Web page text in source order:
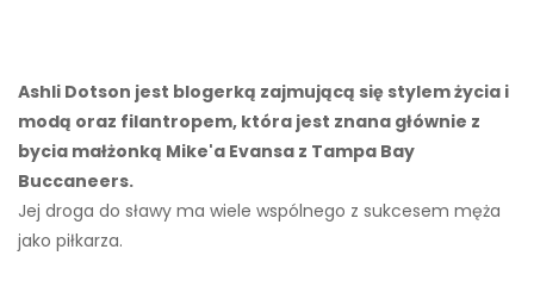
Ashli ​​Dotson jest blogerką zajmującą się stylem życia i
modą oraz filantropem, która jest znana głównie z
bycia małżonką Mike'a Evansa z Tampa Bay
Buccaneers.
Jej droga do sławy ma wiele wspólnego z sukcesem męża
jako piłkarza.